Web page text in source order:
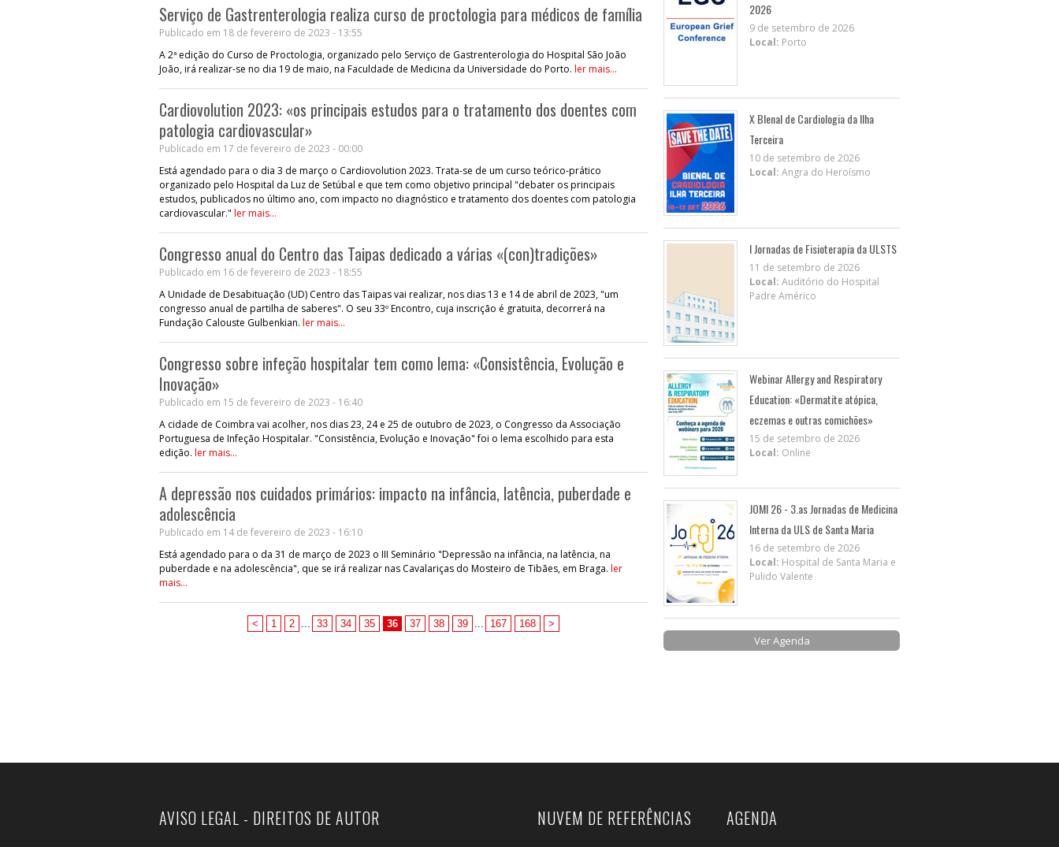
Serviço de Gastrenterologia realiza curso de proctologia para médicos de família
Publicado em 18 de fevereiro de 2023 - 13:55
A 2ª edição do Curso de Proctologia, organizado pelo Serviço de Gastrenterologia do Hospital São João
João, irá realizar-se no dia 19 de maio, na Faculdade de Medicina da Universidade do Porto. ler mais...
Cardiovolution 2023: «os principais estudos para o tratamento dos doentes com
patologia cardiovascular»
Publicado em 17 de fevereiro de 2023 - 00:00
Está agendado para o dia 3 de março o Cardiovolution 2023. Trata-se de um curso teórico-prático
organizado pelo Hospital da Luz de Setúbal e que tem como objetivo principal "debater os principais
estudos, publicados no último ano, com impacto no diagnóstico e tratamento dos doentes com patologia
cardiovascular." ler mais...
Congresso anual do Centro das Taipas dedicado a várias «(con)tradições»
Publicado em 16 de fevereiro de 2023 - 18:55
A Unidade de Desabituação (UD) Centro das Taipas vai realizar, nos dias 13 e 14 de abril de 2023, "um
congresso anual de partilha de saberes". O seu 33º Encontro, cuja inscrição é gratuita, decorrerá na
Fundação Calouste Gulbenkian. ler mais...
Congresso sobre infeção hospitalar tem como lema: «Consistência, Evolução e
Inovação»
Publicado em 15 de fevereiro de 2023 - 16:40
A cidade de Coimbra vai acolher, nos dias 23, 24 e 25 de outubro de 2023, o Congresso da Associação
Portuguesa de Infeção Hospitalar. "Consistência, Evolução e Inovação" foi o lema escolhido para esta
edição. ler mais...
A depressão nos cuidados primários: impacto na infância, latência, puberdade e
adolescência
Publicado em 14 de fevereiro de 2023 - 16:10
Está agendado para o da 31 de março de 2023 o III Seminário "Depressão na infância, na latência, na
puberdade e na adolescência", que se irá realizar nas Cavalariças do Mosteiro de Tibães, em Braga. ler
mais...
< 1 2 33 34 35 36 37 38 39 167 168 >
2026
9 de setembro de 2026
Local: Porto
X BIenal de Cardiologia da Ilha
Terceira
10 de setembro de 2026
Local: Angra do Heroísmo
I Jornadas de Fisioterapia da ULSTS
11 de setembro de 2026
Local: Auditório do Hospital
Padre Américo
Webinar Allergy and Respiratory
Education: «Dermatite atópica,
eczemas e outras comichões»
15 de setembro de 2026
Local: Online
JOMI 26 - 3.as Jornadas de Medicina
Interna da ULS de Santa Maria
16 de setembro de 2026
Local: Hospital de Santa Maria e
Pulido Valente
Ver Agenda
AVISO LEGAL - DIREITOS DE AUTOR NUVEM DE REFERÊNCIAS AGENDA